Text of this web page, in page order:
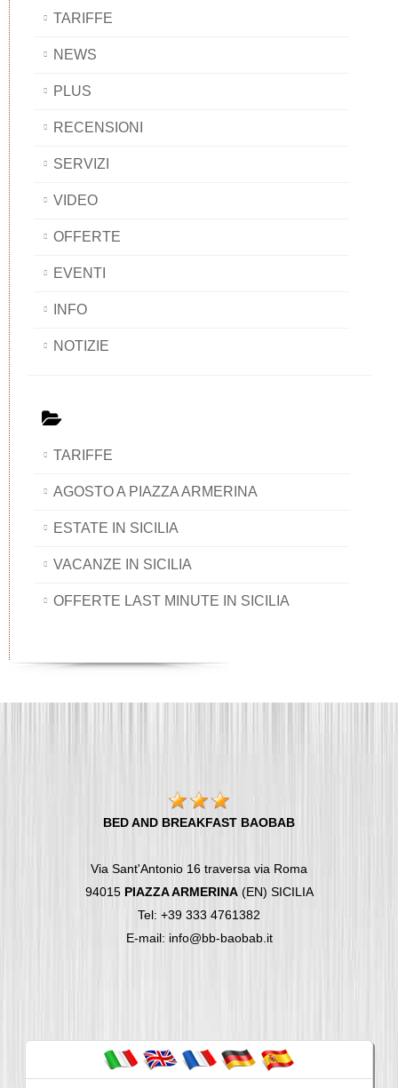
TARIFFE
NEWS
PLUS
RECENSIONI
SERVIZI
VIDEO
OFFERTE
EVENTI
INFO
NOTIZIE
TARIFFE
AGOSTO A PIAZZA ARMERINA
ESTATE IN SICILIA
VACANZE IN SICILIA
OFFERTE LAST MINUTE IN SICILIA
BED AND BREAKFAST BAOBAB
Via Sant'Antonio 16 traversa via Roma
94015 PIAZZA ARMERINA(EN) SICILIA
Tel: +39 333 4761382
E-mail: info@bb-baobab.it